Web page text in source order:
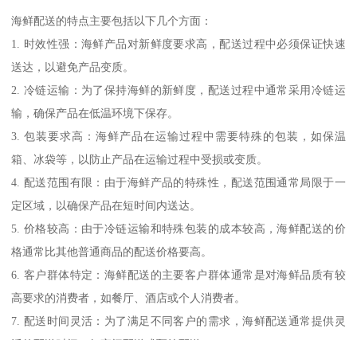
海鲜配送的特点主要包括以下几个方面：
1. 时效性强：海鲜产品对新鲜度要求高，配送过程中必须保证快速
送达，以避免产品变质。
2. 冷链运输：为了保持海鲜的新鲜度，配送过程中通常采用冷链运
输，确保产品在低温环境下保存。
3. 包装要求高：海鲜产品在运输过程中需要特殊的包装，如保温
箱、冰袋等，以防止产品在运输过程中受损或变质。
4. 配送范围有限：由于海鲜产品的特殊性，配送范围通常局限于一
定区域，以确保产品在短时间内送达。
5. 价格较高：由于冷链运输和特殊包装的成本较高，海鲜配送的价
格通常比其他普通商品的配送价格要高。
6. 客户群体特定：海鲜配送的主要客户群体通常是对海鲜品质有较
高要求的消费者，如餐厅、酒店或个人消费者。
7. 配送时间灵活：为了满足不同客户的需求，海鲜配送通常提供灵